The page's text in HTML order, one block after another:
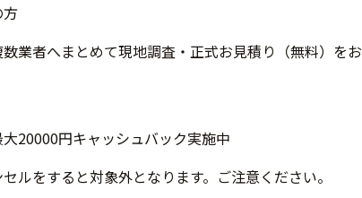
業者へまとめて現地調査・正式お見積り（無料）をお
ルをすると対象外となります。ご注意ください。